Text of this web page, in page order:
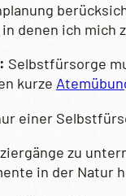
denen ich mich
Selbstfürsorge
kurze
einer
zu
in der Natur